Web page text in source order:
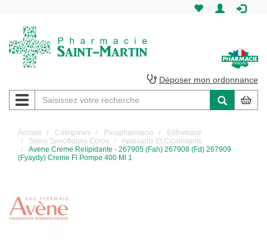
Martin
Pharmacie
Saint-
Martin
Déposer mon ordonnance
Navigation
Accueil Catégories Parapharmacie
Esthetique
Soins Specifiques Corps
Apaisants Et Cicatrisants
Avene Creme Relipidante - 267905 (Fah) 267908 (Fd) 267909
(Fyaydy) Creme Fl Pompe 400 Ml 1